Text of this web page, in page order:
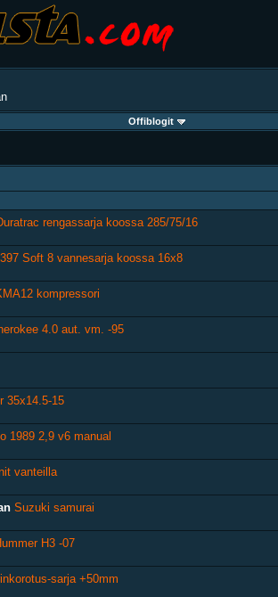
Offiblogit
rengassarja koossa 285/75/16
Soft 8 vannesarja koossa 16x8
kompressori
4.0 aut. vm. -95
35x14.5-15
1989 2,9 v6 manual
vanteilla
Suzuki samurai
H3 -07
sarja +50mm